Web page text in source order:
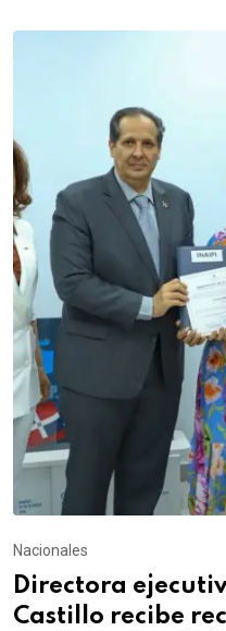
Nacionales
Directora
Castillo recibe